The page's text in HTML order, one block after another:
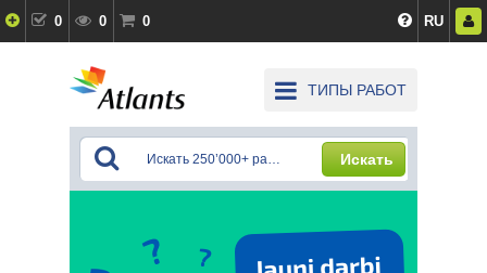
0 0 0 RU
ТИПЫ РАБОТ
Искать